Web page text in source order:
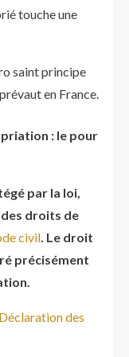
touche une
saint principe
en France.
: le pour
par la loi,
des droits de
civil. Le droit
précisément
des